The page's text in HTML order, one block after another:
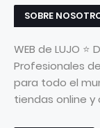
SOBRE
WEB de LUJO
Profesionales
para todo el
tiendas online y